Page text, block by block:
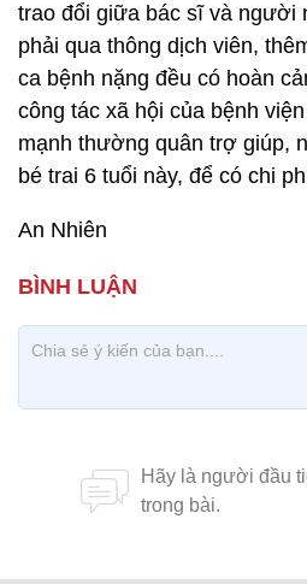
trao đổi giữa bác sĩ và người
phải qua thông dịch viên,
ca bệnh nặng đều có hoàn
công tác xã hội của bệnh
mạnh thường quân trợ giúp,
bé trai 6 tuổi này, để có chi
An Nhiên